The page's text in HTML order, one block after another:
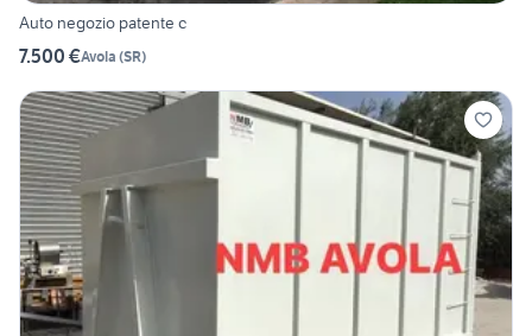
Auto negozio patente c
7.500 €Avola (SR)